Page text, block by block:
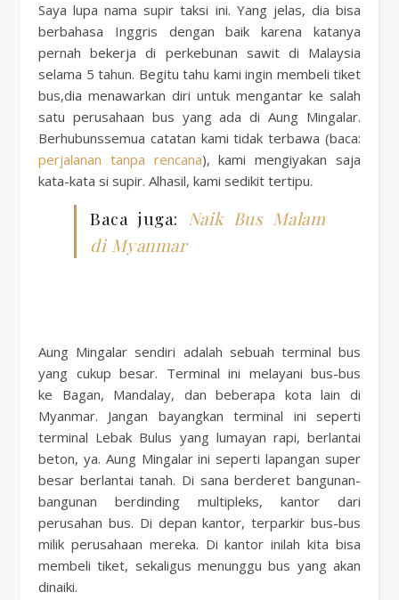
Saya lupa nama supir taksi ini. Yang jelas, dia bisa
berbahasa Inggris dengan baik karena katanya
pernah bekerja di perkebunan sawit di Malaysia
selama 5 tahun. Begitu tahu kami ingin membeli tiket
bus,dia menawarkan diri untuk mengantar ke salah
satu perusahaan bus yang ada di Aung Mingalar.
Berhubunssemua catatan kami tidak terbawa (baca:
perjalanan tanpa rencana), kami mengiyakan saja
kata-kata si supir. Alhasil, kami sedikit tertipu.
Baca juga: Naik Bus Malam
di Myanmar
Aung Mingalar sendiri adalah sebuah terminal bus
yang cukup besar. Terminal ini melayani bus-bus
ke Bagan, Mandalay, dan beberapa kota lain di
Myanmar. Jangan bayangkan terminal ini seperti
terminal Lebak Bulus yang lumayan rapi, berlantai
beton, ya. Aung Mingalar ini seperti lapangan super
besar berlantai tanah. Di sana berderet bangunan-
bangunan berdinding multipleks, kantor dari
perusahan bus. Di depan kantor, terparkir bus-bus
milik perusahaan mereka. Di kantor inilah kita bisa
membeli tiket, sekaligus menunggu bus yang akan
dinaiki.